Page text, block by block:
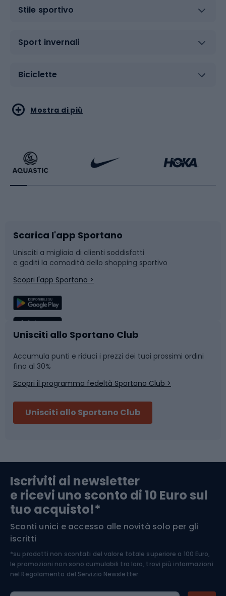
Stile sportivo
Sport invernali
Biciclette
Sport acquatici
Bikepacking
Bushcraft
Corsa
Sport di squadra
Caschi da ciclismo
Skitouring
Abbigliamento da escursionismo
Sport di arti marziali
Sport con le racchette
Slitte e slittini
Snowboard
Camminata nordica
Nuoto
Pattinaggio
Componenti per biciclette
Arrampicata
Medicina dello sport
Abbigliamento ciclistico
Mostra di più
Scarica l'app Sportano
Unisciti a migliaia di clienti soddisfatti
e goditi la comodità dello shopping sportivo
Scopri l'app Sportano >
Unisciti allo Sportano Club
Accumula punti e riduci i prezzi dei tuoi prossimi ordini
fino al 30%
Scopri il programma fedeltà Sportano Club >
Unisciti allo Sportano Club
Iscriviti ai newsletter
e ricevi uno sconto di 10 Euro sul
tuo acquisto!*
Sconti unici e accesso alle novità solo per gli
iscritti
*su prodotti non scontati del valore totale superiore a 100 Euro,
le promozioni non sono cumulabili tra loro, trovi più informazioni
nel Regolamento del Servizio Newsletter.